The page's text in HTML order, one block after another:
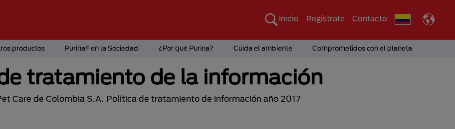
Inicio Regístrate Contacto
productos Purina® en la Sociedad ¿Por qué Purina? Cuida el ambiente Comprometidos con el planeta
tratamiento de la información
Care de Colombia S.A. Política de tratamiento de información año 2017